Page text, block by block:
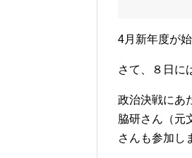
4月新年度が
さて、８日に
政治決戦にあ
脇研さん（元
さんも参加し